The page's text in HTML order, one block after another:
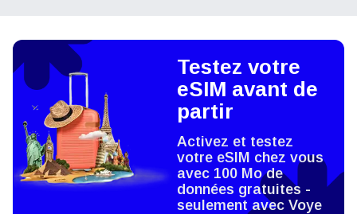
Testez votre
eSIM avant de
partir
Activez et testez
votre eSIM chez vous
avec 100 Mo de
données gratuites -
seulement avec Voye